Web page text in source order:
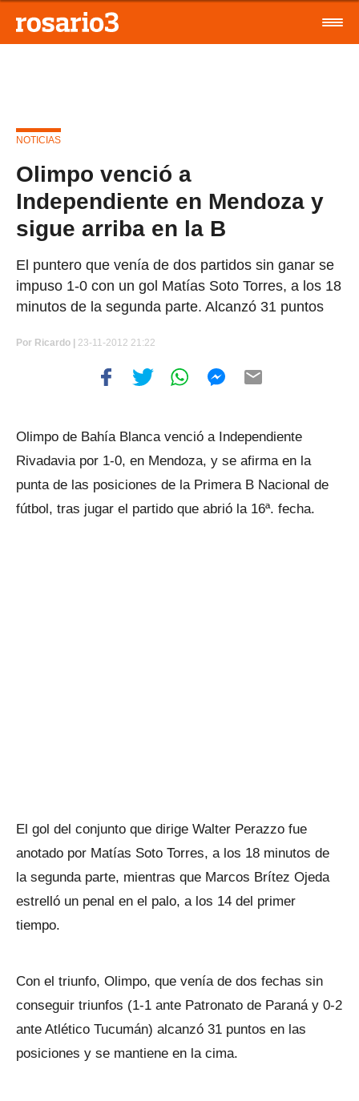
NOTICIAS
Olimpo venció a
Independiente en Mendoza y
sigue arriba en la B
El puntero que venía de dos partidos sin ganar se
impuso 1-0 con un gol Matías Soto Torres, a los 18
minutos de la segunda parte. Alcanzó 31 puntos
Por Ricardo | 23-11-2012 21:22
Olimpo de Bahía Blanca venció a Independiente
Rivadavia por 1-0, en Mendoza, y se afirma en la
punta de las posiciones de la Primera B Nacional de
fútbol, tras jugar el partido que abrió la 16ª. fecha.
El gol del conjunto que dirige Walter Perazzo fue
anotado por Matías Soto Torres, a los 18 minutos de
la segunda parte, mientras que Marcos Brítez Ojeda
estrelló un penal en el palo, a los 14 del primer
tiempo.
Con el triunfo, Olimpo, que venía de dos fechas sin
conseguir triunfos (1-1 ante Patronato de Paraná y 0-2
ante Atlético Tucumán) alcanzó 31 puntos en las
posiciones y se mantiene en la cima.